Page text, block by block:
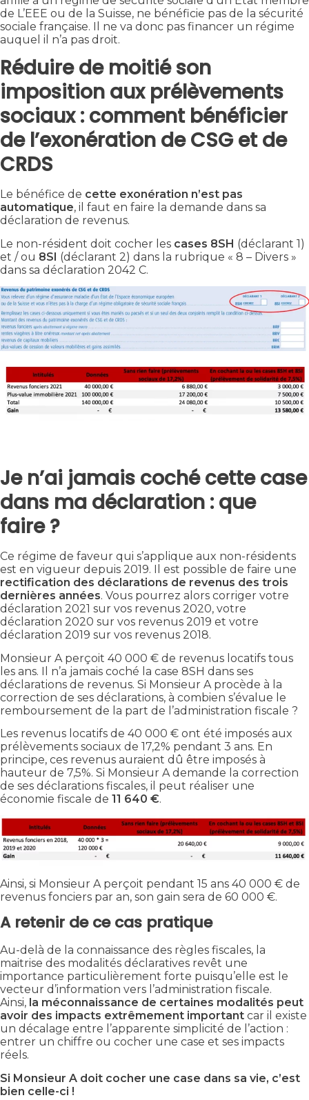
de L’EEE ou de la Suisse, ne bénéficie pas de la sécurité
sociale française. Il ne va donc pas financer un régime
auquel il n’a pas droit.
Réduire de moitié son
imposition aux prélèvements
sociaux : comment bénéficier
de l’exonération de CSG et de
CRDS
Le bénéfice de cette exonération n’est pas
automatique, il faut en faire la demande dans sa
déclaration de revenus.
Le non-résident doit cocher les cases 8SH (déclarant 1)
et / ou 8SI (déclarant 2) dans la rubrique « 8 – Divers »
dans sa déclaration 2042 C.
Je n’ai jamais coché cette case
dans ma déclaration : que
faire ?
Ce régime de faveur qui s’applique aux non-résidents
est en vigueur depuis 2019. Il est possible de faire une
rectification des déclarations de revenus des trois
dernières années. Vous pourrez alors corriger votre
déclaration 2021 sur vos revenus 2020, votre
déclaration 2020 sur vos revenus 2019 et votre
déclaration 2019 sur vos revenus 2018.
Monsieur A perçoit 40 000 € de revenus locatifs tous
les ans. Il n’a jamais coché la case 8SH dans ses
déclarations de revenus. Si Monsieur A procède à la
correction de ses déclarations, à combien s’évalue le
remboursement de la part de l’administration fiscale ?
Les revenus locatifs de 40 000 € ont été imposés aux
prélèvements sociaux de 17,2% pendant 3 ans. En
principe, ces revenus auraient dû être imposés à
hauteur de 7,5%. Si Monsieur A demande la correction
de ses déclarations fiscales, il peut réaliser une
économie fiscale de 11 640 €.
Ainsi, si Monsieur A perçoit pendant 15 ans 40 000 € de
revenus fonciers par an, son gain sera de 60 000 €.
A retenir de ce cas pratique
Au-delà de la connaissance des règles fiscales, la
maitrise des modalités déclaratives revêt une
importance particulièrement forte puisqu’elle est le
vecteur d’information vers l’administration fiscale.
Ainsi, la méconnaissance de certaines modalités peut
avoir des impacts extrêmement important car il existe
un décalage entre l’apparente simplicité de l’action :
entrer un chiffre ou cocher une case et ses impacts
réels.
Si Monsieur A doit cocher une case dans sa vie, c’est
bien celle-ci !